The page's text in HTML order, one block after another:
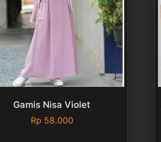
Gamis Nisa Violet
Rp 58.000